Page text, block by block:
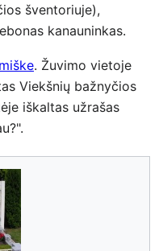
šventoriuje),
kanauninkas.
. Žuvimo vietoje
Viekšnių bažnyčios
iškaltas užrašas